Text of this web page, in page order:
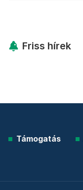
Friss hírek
Támogatás